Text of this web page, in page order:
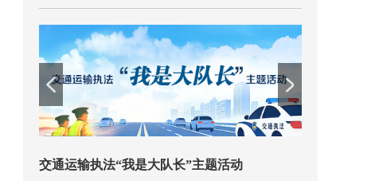
欢迎试用！中交报智能审校系统上线